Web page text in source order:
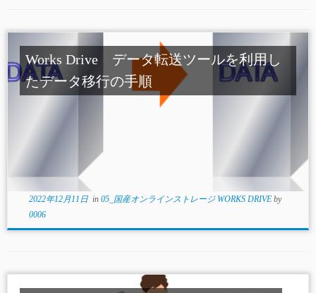
Works Drive データ転送ツールを利用し
たデータ移行の手順
2022年12月11日in 05_国産オンラインストレージ WORKS DRIVE by
0006